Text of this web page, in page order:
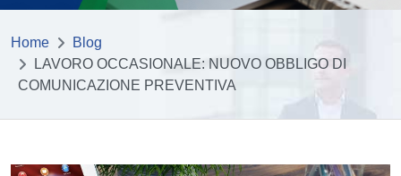
Home
Blog
LAVORO OCCASIONALE: NUOVO OBBLIGO DI
COMUNICAZIONE PREVENTIVA